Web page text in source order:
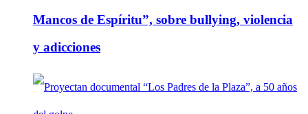
Mancos de Espíritu”, sobre bullying, violencia
y adicciones